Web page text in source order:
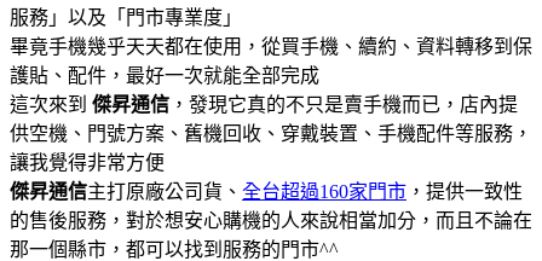
服務」以及「門市專業度」
畢竟手機幾乎天天都在使用，從買手機、續約、資料轉移到保
護貼、配件，最好一次就能全部完成
這次來到 傑昇通信 ，發現它真的不只是賣手機而已，店內提
供空機、門號方案、舊機回收、穿戴裝置、手機配件等服務，
讓我覺得非常方便
傑昇通信主打原廠公司貨、 全台超過160家門市 ，提供一致性
的售後服務，對於想安心購機的人來說相當加分，而且不論在
那一個縣市，都可以找到服務的門市^^